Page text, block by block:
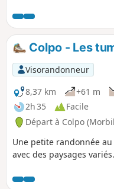
patrimoine rural :
lié à l’eau, etc.
Colpo - Les
Visorandonneur
8,37 km
+61 m
2h 35
Facile
Départ à Colpo
Une petite randonnée au
avec des paysages variés.